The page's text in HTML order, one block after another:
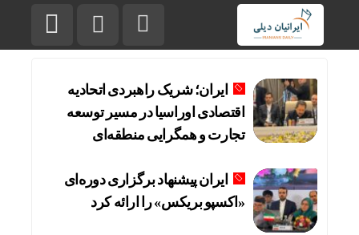
ایران؛ شریک راهبردی اتحادیه
اقتصادی اوراسیا در مسیر توسعه
تجارت و همگرایی منطقه‌ای
ایران پیشنهاد برگزاری دوره‌ای
«اکسپو بریکس» را ارائه کرد